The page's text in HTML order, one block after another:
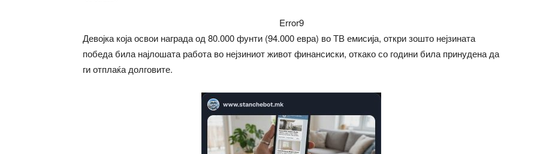
Error9
Девојка која освои награда од 80.000 фунти (94.000 евра) во ТВ емисија, откри зошто нејзината
победа била најлошата работа во нејзиниот живот финансиски, откако со години била принудена да
ги отплаќа долговите.